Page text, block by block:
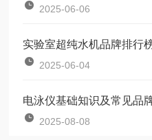
2025-06-06
实验室超纯水机品牌排行
2025-06-04
电泳仪基础知识及常见品
2025-08-08